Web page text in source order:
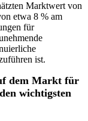
Marktwert von
etwa 8 % am
für
ist.
dem Markt für
wichtigsten